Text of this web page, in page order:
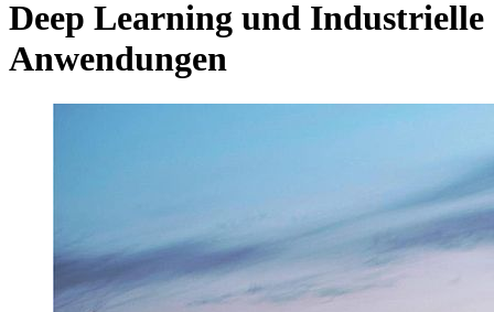
Deep Learning und Industrielle
Anwendungen